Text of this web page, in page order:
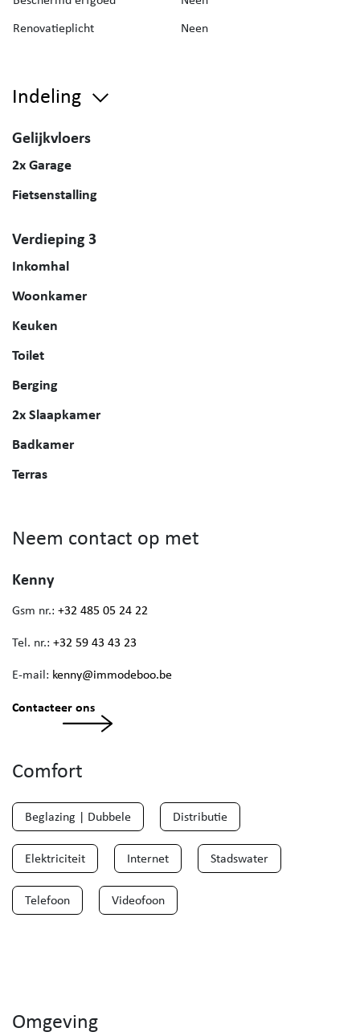
Renovatieplicht
Neen
Indeling
Gelijkvloers
2x Garage
Fietsenstalling
Verdieping 3
Inkomhal
Woonkamer
Keuken
Toilet
Berging
2x Slaapkamer
Badkamer
Terras
Neem contact op met
Kenny
Gsm nr.: +32 485 05 24 22
Tel. nr.: +32 59 43 43 23
E-mail: kenny@immodeboo.be
Contacteer ons
Comfort
Beglazing | Dubbele Distributie
Elektriciteit Internet Stadswater
Telefoon Videofoon
Omgeving